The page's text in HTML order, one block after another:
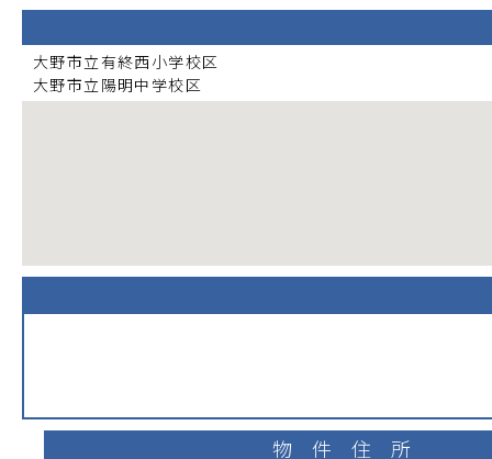
大野市立有終西小学校区
大野市立陽明中学校区
物件住所